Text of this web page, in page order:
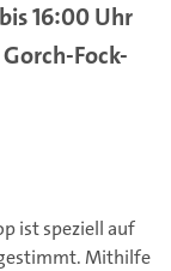
16:00 Uhr
Fock-
ist speziell auf
Mithilfe